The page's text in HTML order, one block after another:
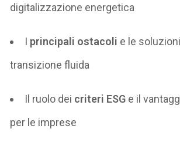
digitalizzazione energetica
I principali ostacoli e le
transizione fluida
Il ruolo dei criteri ESG e il
per le imprese